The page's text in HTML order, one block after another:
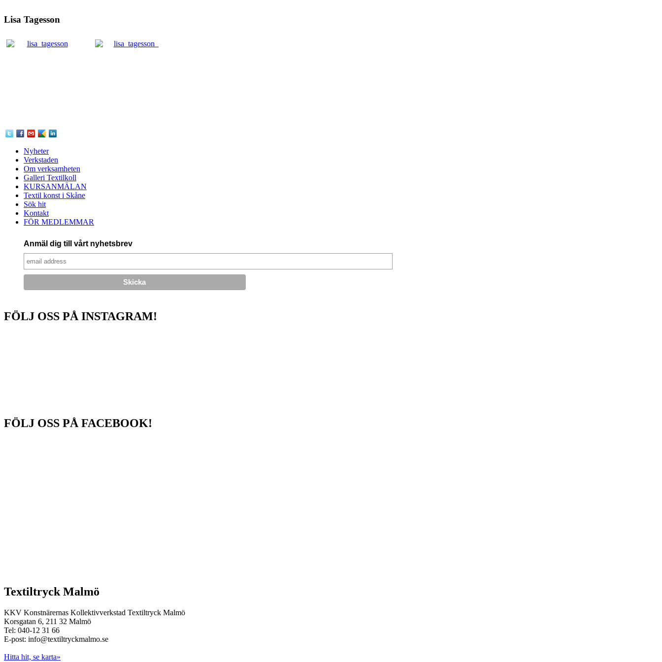
Lisa Tagesson
Nyheter
Verkstaden
Om verksamheten
Galleri Textilkoll
KURSANMÄLAN
Textil konst i Skåne
Sök hit
Kontakt
FÖR MEDLEMMAR
Anmäl dig till vårt nyhetsbrev
FÖLJ OSS PÅ INSTAGRAM!
FÖLJ OSS PÅ FACEBOOK!
Textiltryck Malmö
KKV Konstnärernas Kollektivverkstad Textiltryck Malmö
Korsgatan 6, 211 32 Malmö
Tel: 040-12 31 66
E-post: info@textiltryckmalmo.se
Hitta hit, se karta»